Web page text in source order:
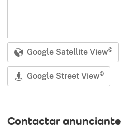
Google Satellite View©
Google Street View©
Contactar anunciante